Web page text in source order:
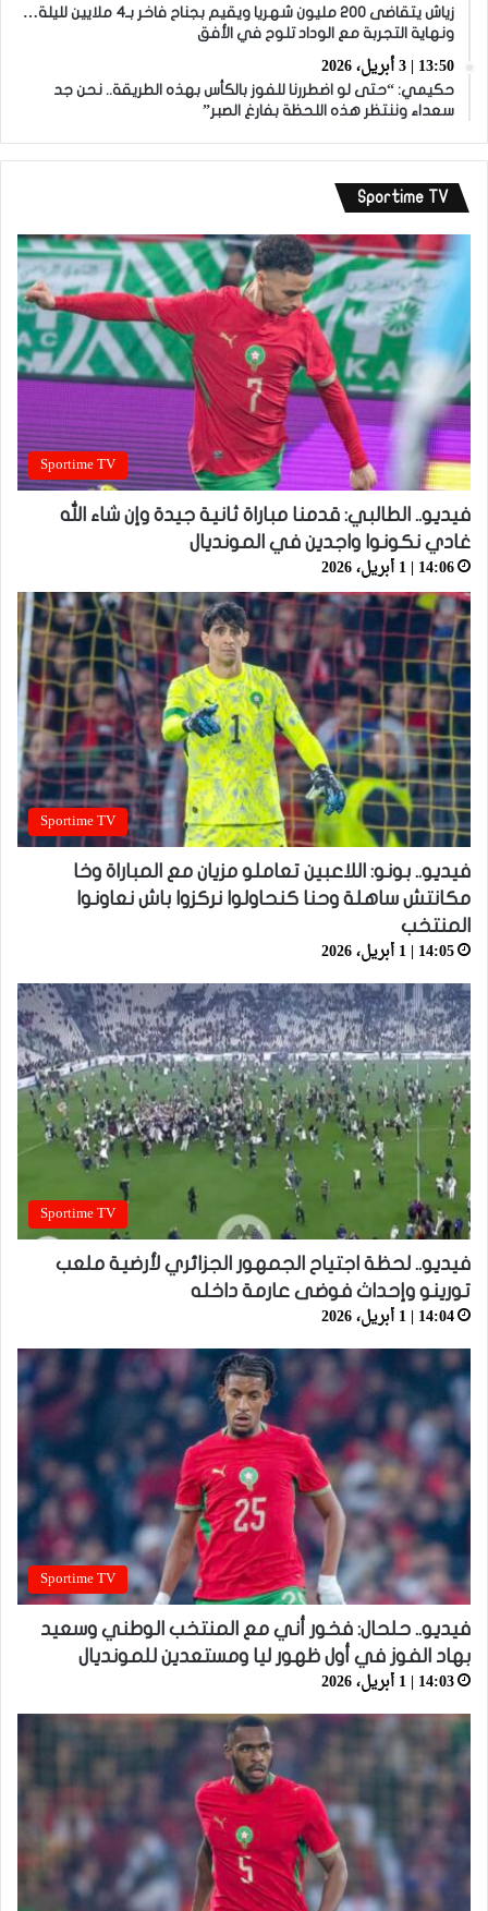
زياش يتقاضى 200 مليون شهريا ويقيم بجناح فاخر بـ4 ملايين لليلة…
ونهاية التجربة مع الوداد تلوح في الأفق
13:50 | 3 أبريل، 2026
حكيمي: “حتى لو اضطررنا للفوز بالكأس بهذه الطريقة.. نحن جد
سعداء وننتظر هذه اللحظة بفارغ الصبر”
Sportime TV
Sportime TV
فيديو.. الطالبي: قدمنا مباراة ثانية جيدة وإن شاء الله
غادي نكونوا واجدين في المونديال
14:06 | 1 أبريل، 2026
Sportime TV
فيديو.. بونو: اللاعبين تعاملو مزيان مع المباراة وخا
مكانتش ساهلة وحنا كنحاولوا نركزوا باش نعاونوا
المنتخب
14:05 | 1 أبريل، 2026
Sportime TV
فيديو.. لحظة اجتياح الجمهور الجزائري لأرضية ملعب
تورينو وإحداث فوضى عارمة داخله
14:04 | 1 أبريل، 2026
Sportime TV
فيديو.. حلحال: فخور أني مع المنتخب الوطني وسعيد
بهاد الفوز في أول ظهور ليا ومستعدين للمونديال
14:03 | 1 أبريل، 2026